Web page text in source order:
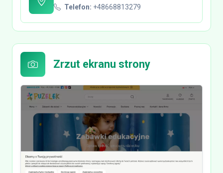
Telefon: +48668813279
Zrzut ekranu strony